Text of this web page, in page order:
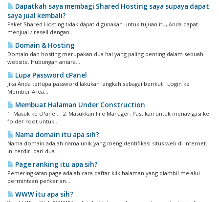
Dapatkah saya membagi Shared Hosting saya supaya dapat
saya jual kembali?
Paket Shared Hosting tidak dapat digunakan untuk tujuan itu, Anda dapat
menjual / resell dengan...
Domain & Hosting
Domain dan hosting merupakan dua hal yang paling penting dalam sebuah
website. Hubungan antara...
Lupa Password cPanel
Jika Anda terlupa password lakukan langkah sebagai berikut : Login ke
Member Area...
Membuat Halaman Under Construction
1. Masuk ke cPanel. 2. Masukkan File Manager. Pastikan untuk menavigasi ke
folder root untuk...
Nama domain itu apa sih?
Nama domain adalah nama unik yang mengidentifikasi situs web di Internet.
Ini terdiri dari dua...
Page ranking itu apa sih?
Pemeringkatan page adalah cara daftar klik halaman yang diambil melalui
permintaan pencarian...
WWW itu apa sih?